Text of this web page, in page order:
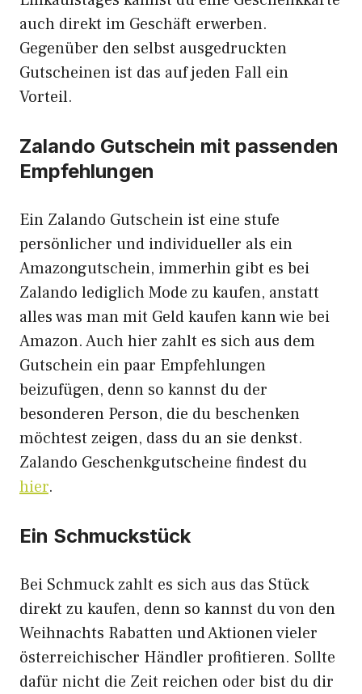
auch direkt im Geschäft erwerben.
Gegenüber den selbst ausgedruckten
Gutscheinen ist das auf jeden Fall ein
Vorteil.
Zalando Gutschein mit passenden
Empfehlungen
Ein Zalando Gutschein ist eine stufe
persönlicher und individueller als ein
Amazongutschein, immerhin gibt es bei
Zalando lediglich Mode zu kaufen, anstatt
alles was man mit Geld kaufen kann wie bei
Amazon. Auch hier zahlt es sich aus dem
Gutschein ein paar Empfehlungen
beizufügen, denn so kannst du der
besonderen Person, die du beschenken
möchtest zeigen, dass du an sie denkst.
Zalando Geschenkgutscheine findest du
hier.
Ein Schmuckstück
Bei Schmuck zahlt es sich aus das Stück
direkt zu kaufen, denn so kannst du von den
Weihnachts Rabatten und Aktionen vieler
österreichischer Händler profitieren. Sollte
dafür nicht die Zeit reichen oder bist du dir